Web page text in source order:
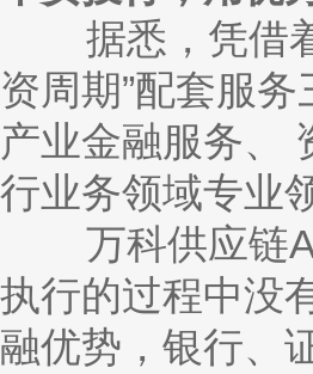
据悉，凭借着
资周期”配套服
产业金融服务、
行业务领域专业
万科供应链
执行的过程中没
融优势，银行、